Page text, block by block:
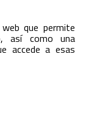
que permite
así como una
accede a esas